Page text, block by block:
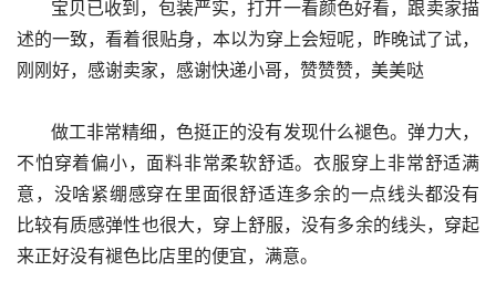
述的一致，看着很贴身，本以为穿上会短呢，昨晚试了试，
刚刚好，感谢卖家，感谢快递小哥，赞赞赞，美美哒
不怕穿着偏小，面料非常柔软舒适。衣服穿上非常舒适满
意，没啥紧绷感穿在里面很舒适连多余的一点线头都没有
比较有质感弹性也很大，穿上舒服，没有多余的线头，穿起
来正好没有褪色比店里的便宜，满意。